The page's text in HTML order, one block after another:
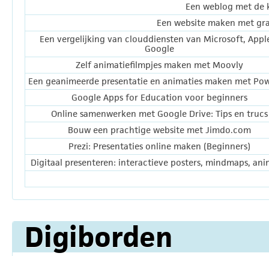
Een weblog met de
Een website maken met
Een vergelijking van clouddiensten van Microsoft,
Google
Zelf animatiefilmpjes maken met Moovly
Een geanimeerde presentatie en animaties maken met
Google Apps for Education voor beginners
Online samenwerken met Google Drive: Tips en trucs
Bouw een prachtige website met Jimdo.com
Prezi: Presentaties online maken (Beginners)
Digitaal presenteren: interactieve posters, mindmaps,
Digiborden